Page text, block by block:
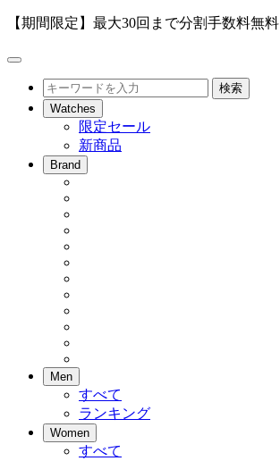
【期間限定】最大30回まで分割手数料無料
メ
検
索
検索
Watches
限定セール
新商品
Brand
Men
すべて
ランキング
Women
すべて